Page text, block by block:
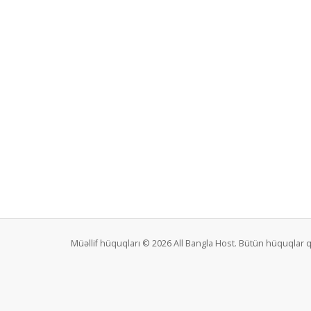
Müəllif hüquqları © 2026 All Bangla Host. Bütün hüquqlar